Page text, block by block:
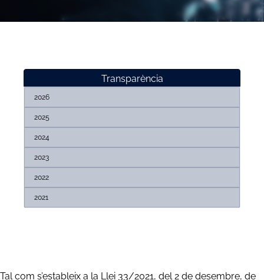
Transparència
2026
2025
2024
2023
2022
2021
Tal com s’estableix a la Llei 33/2021, del 2 de desembre, de